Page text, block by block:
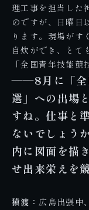
理工事を担当した
のですが、日曜日
ります。現場がす
自炊ができ、とて
「全国青年技能
――8月に「全
選」への出場
すね。仕事と
ないでしょう
内に図面を描
せ出来栄えを
猿渡： 広島出張中